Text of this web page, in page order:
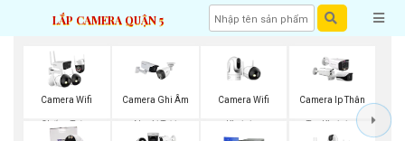
LẮP CAMERA QUẬN 5
Camera Wifi
Chống Trộm
Camera Ghi Âm
Ngoài Trời
Camera Wifi
Kbvision
Camera Ip Thân
Trụ Kbvision